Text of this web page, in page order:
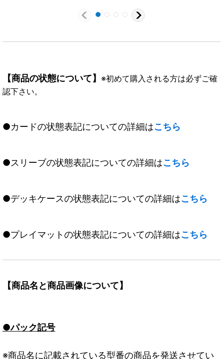
【商品の状態について】 ※初めて購入される方は必ずご確
認下さい。
●カードの状態表記についての詳細はこちら
●スリーブの状態表記についての詳細はこちら
●デッキケースの状態表記についての詳細はこちら
●プレイマットの状態表記についての詳細はこちら
【商品名と商品画像について】
●パック記号
※商品名に記載されている型番の商品を発送させてい